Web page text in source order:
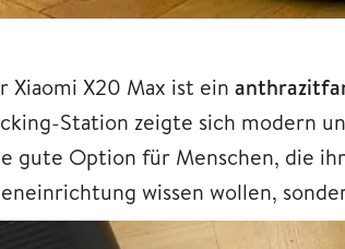
Xiaomi X20 Max ist ein
Station zeigte sich modern
gute Option für Menschen, die
wissen wollen,